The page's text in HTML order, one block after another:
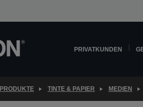
PRIVATKUNDEN
PRODUKTE TINTE & PAPIER MEDIEN